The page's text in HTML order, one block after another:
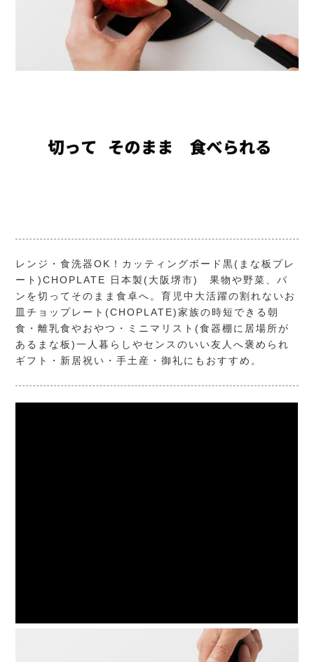
レンジ・食洗器OK！カッティングボード黒(まな板プレ
ート)CHOPLATE 日本製(大阪堺市) 果物や野菜、パ
ンを切ってそのまま食卓へ。育児中大活躍の割れないお
皿チョップレート(CHOPLATE)家族の時短できる朝
食・離乳食やおやつ・ミニマリスト(食器棚に居場所が
あるまな板)一人暮らしやセンスのいい友人へ褒められ
ギフト・新居祝い・手土産・御礼にもおすすめ。